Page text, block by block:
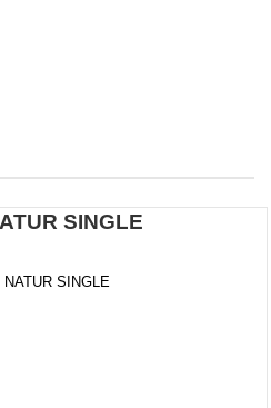
SINGLE